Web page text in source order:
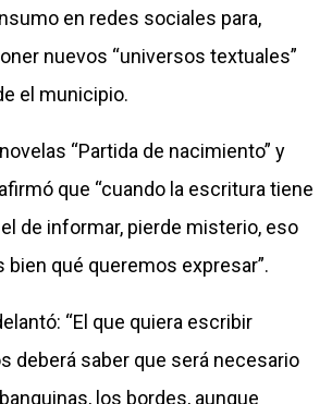
en redes sociales para,
nuevos “universos textuales”
el municipio.
“Partida de nacimiento” y
que “cuando la escritura tiene
de informar, pierde misterio, eso
bien qué queremos expresar”.
“El que quiera escribir
deberá saber que será necesario
los bordes, aunque